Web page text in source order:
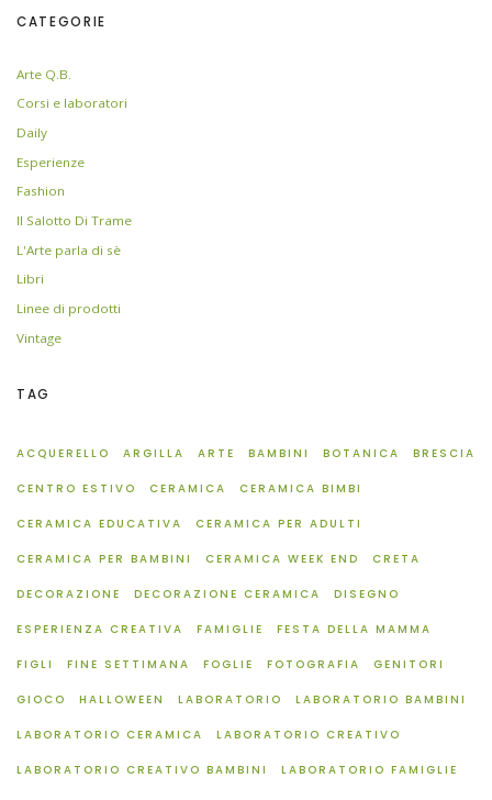
CATEGORIE
Arte Q.B.
Corsi e laboratori
Daily
Esperienze
Fashion
Il Salotto Di Trame
L'Arte parla di sè
Libri
Linee di prodotti
Vintage
TAG
ACQUERELLO ARGILLA ARTE BAMBINI BOTANICA BRESCIA
CENTRO ESTIVO CERAMICA CERAMICA BIMBI
CERAMICA EDUCATIVA CERAMICA PER ADULTI
CERAMICA PER BAMBINI CERAMICA WEEK END CRETA
DECORAZIONE DECORAZIONE CERAMICA DISEGNO
ESPERIENZA CREATIVA FAMIGLIE FESTA DELLA MAMMA
FIGLI FINE SETTIMANA FOGLIE FOTOGRAFIA GENITORI
GIOCO HALLOWEEN LABORATORIO LABORATORIO BAMBINI
LABORATORIO CERAMICA LABORATORIO CREATIVO
LABORATORIO CREATIVO BAMBINI LABORATORIO FAMIGLIE